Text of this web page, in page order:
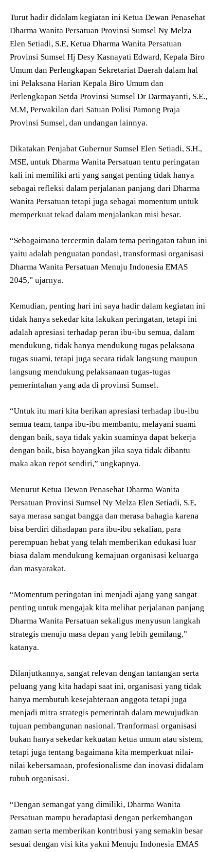
Turut hadir didalam kegiatan ini Ketua Dewan Penasehat
Dharma Wanita Persatuan Provinsi Sumsel Ny Melza
Elen Setiadi, S.E, Ketua Dharma Wanita Persatuan
Provinsi Sumsel Hj Desy Kasnayati Edward, Kepala Biro
Umum dan Perlengkapan Sekretariat Daerah dalam hal
ini Pelaksana Harian Kepala Biro Umum dan
Perlengkapan Setda Provinsi Sumsel Dr Darmayanti, S.E.,
M.M, Perwakilan dari Satuan Polisi Pamong Praja
Provinsi Sumsel, dan undangan lainnya.
Dikatakan Penjabat Gubernur Sumsel Elen Setiadi, S.H.,
MSE, untuk Dharma Wanita Persatuan tentu peringatan
kali ini memiliki arti yang sangat penting tidak hanya
sebagai refleksi dalam perjalanan panjang dari Dharma
Wanita Persatuan tetapi juga sebagai momentum untuk
memperkuat tekad dalam menjalankan misi besar.
“Sebagaimana tercermin dalam tema peringatan tahun ini
yaitu adalah penguatan pondasi, transformasi organisasi
Dharma Wanita Persatuan Menuju Indonesia EMAS
2045,” ujarnya.
Kemudian, penting hari ini saya hadir dalam kegiatan ini
tidak hanya sekedar kita lakukan peringatan, tetapi ini
adalah apresiasi terhadap peran ibu-ibu semua, dalam
mendukung, tidak hanya mendukung tugas pelaksana
tugas suami, tetapi juga secara tidak langsung maupun
langsung mendukung pelaksanaan tugas-tugas
pemerintahan yang ada di provinsi Sumsel.
“Untuk itu mari kita berikan apresiasi terhadap ibu-ibu
semua team, tanpa ibu-ibu membantu, melayani suami
dengan baik, saya tidak yakin suaminya dapat bekerja
dengan baik, bisa bayangkan jika saya tidak dibantu
maka akan repot sendiri,” ungkapnya.
Menurut Ketua Dewan Penasehat Dharma Wanita
Persatuan Provinsi Sumsel Ny Melza Elen Setiadi, S.E,
saya merasa sangat bangga dan merasa bahagia karena
bisa berdiri dihadapan para ibu-ibu sekalian, para
perempuan hebat yang telah memberikan edukasi luar
biasa dalam mendukung kemajuan organisasi keluarga
dan masyarakat.
“Momentum peringatan ini menjadi ajang yang sangat
penting untuk mengajak kita melihat perjalanan panjang
Dharma Wanita Persatuan sekaligus menyusun langkah
strategis menuju masa depan yang lebih gemilang,”
katanya.
Dilanjutkannya, sangat relevan dengan tantangan serta
peluang yang kita hadapi saat ini, organisasi yang tidak
hanya membutuh kesejahteraan anggota tetapi juga
menjadi mitra strategis pemerintah dalam mewujudkan
tujuan pembangunan nasional. Tranformasi organisasi
bukan hanya sekedar kekuatan ketua umum atau sistem,
tetapi juga tentang bagaimana kita memperkuat nilai-
nilai kebersamaan, profesionalisme dan inovasi didalam
tubuh organisasi.
“Dengan semangat yang dimiliki, Dharma Wanita
Persatuan mampu beradaptasi dengan perkembangan
zaman serta memberikan kontribusi yang semakin besar
sesuai dengan visi kita yakni Menuju Indonesia EMAS